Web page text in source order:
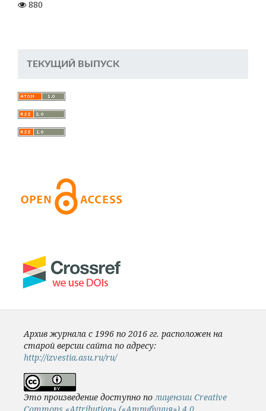
880
ТЕКУЩИЙ ВЫПУСК
Архив журнала с 1996 по 2016 гг. расположен на
старой версии сайта по адресу:
http://izvestia.asu.ru/ru/
Это произведение доступно полицензии Creative